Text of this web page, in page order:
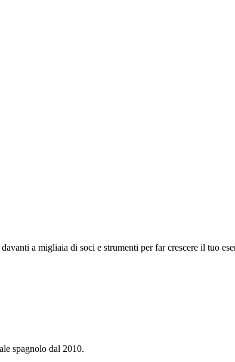
a migliaia di soci e strumenti per far crescere il tuo
spagnolo dal 2010.